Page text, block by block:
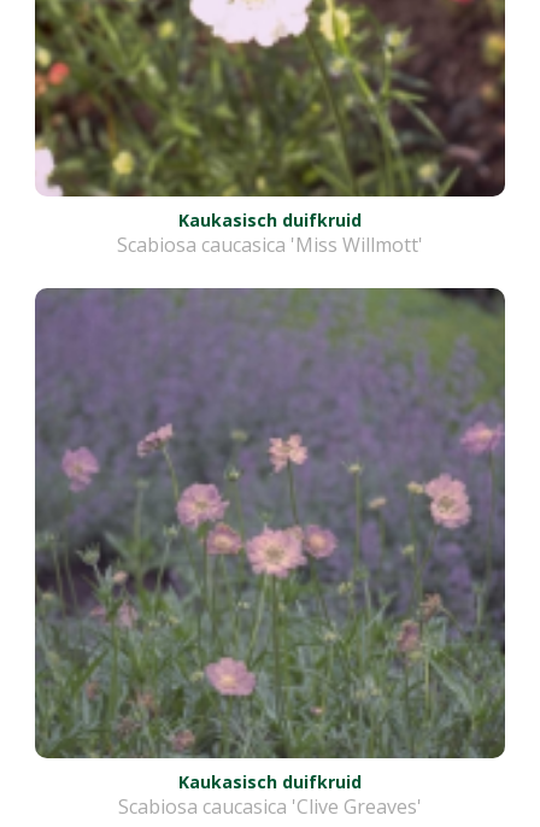
Kaukasisch duifkruid
Scabiosa caucasica 'Miss Willmott'
Kaukasisch duifkruid
Scabiosa caucasica 'Clive Greaves'